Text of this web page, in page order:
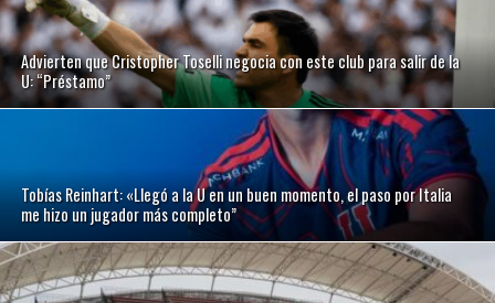
Advierten que Cristopher Toselli negocia con este club para salir de la
U: “Préstamo”
Tobías Reinhart: «Llegó a la U en un buen momento, el paso por Italia
me hizo un jugador más completo”